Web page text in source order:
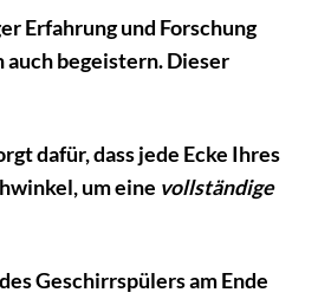
Erfahrung und Forschung
auch begeistern. Dieser
dafür, dass jede Ecke Ihres
um eine vollständige
Geschirrspülers am Ende